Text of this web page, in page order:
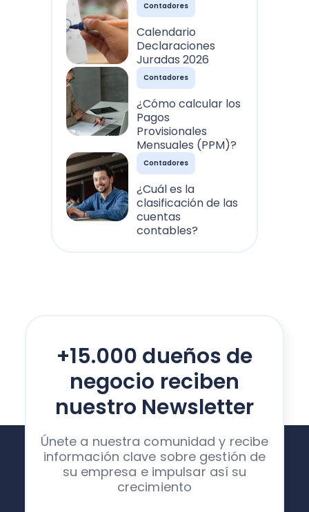
Contadores
Calendario
Declaraciones
Juradas 2026
Contadores
¿Cómo calcular los
Pagos
Provisionales
Mensuales (PPM)?
Contadores
¿Cuál es la
clasificación de las
cuentas
contables?
+15.000 dueños de
negocio reciben
nuestro Newsletter
Únete a nuestra comunidad y recibe
información clave sobre gestión de
su empresa e impulsar así su
crecimiento